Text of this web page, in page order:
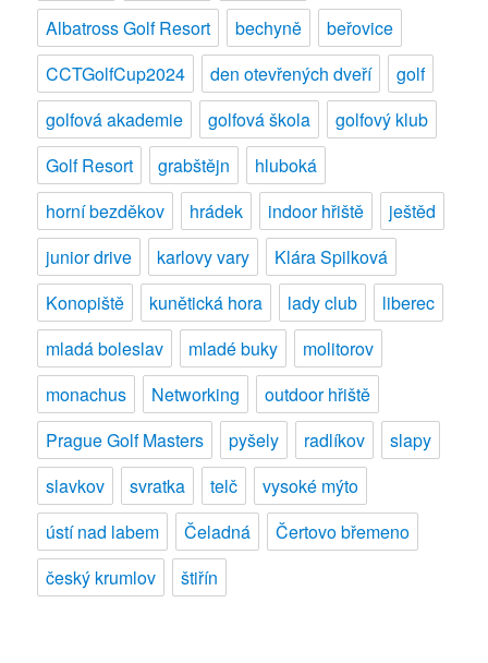
Albatross Golf Resort
bechyně
beřovice
CCTGolfCup2024
den otevřených dveří
golf
golfová akademie
golfová škola
golfový klub
Golf Resort
grabštějn
hluboká
horní bezděkov
hrádek indoor hřiště
ještěd
junior drive
karlovy vary
Klára Spilková
Konopiště
kunětická hora lady club
liberec
mladá boleslav
mladé buky
molitorov
monachus
Networking
outdoor hřiště
Prague Golf Masters
pyšely radlíkov
slapy
slavkov
svratka telč
vysoké mýto
ústí nad labem
Čeladná
Čertovo břemeno
český krumlov
štiřín